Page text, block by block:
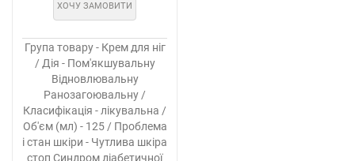
ХОЧУ ЗАМОВИТИ
Група товару - Крем для ніг
/ Дія - Пом'якшувальну
Відновлювальну
Ранозагоювальну /
Класифікація - лікувальна /
Об'єм (мл) - 125 / Проблема
і стан шкіри - Чутлива шкіра
стоп Синдром діабетичної